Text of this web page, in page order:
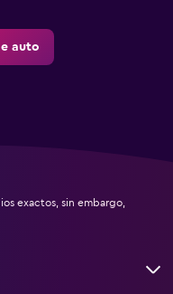
auto
exactos, sin embargo,